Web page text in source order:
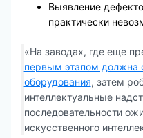
Выявление
практически
«На заводах, где еще
первым этапом должна
оборудования, затем
интеллектуальные
последовательности
искусственного